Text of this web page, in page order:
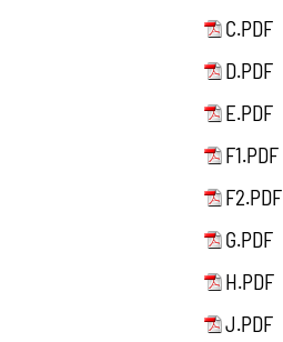
C.PDF
D.PDF
E.PDF
F1.PDF
F2.PDF
G.PDF
H.PDF
J.PDF